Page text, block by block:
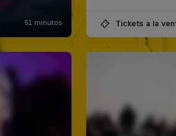
Tickets a la